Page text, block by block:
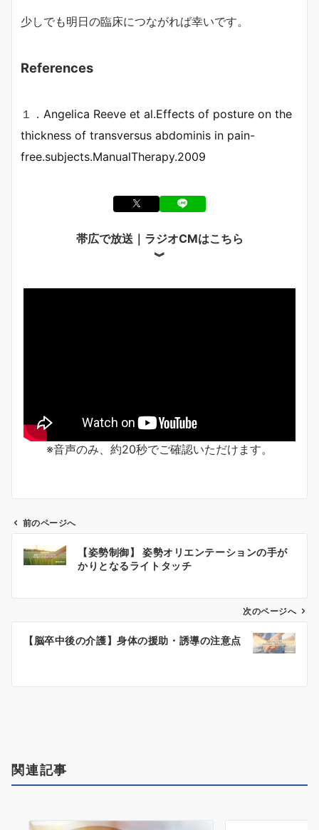
少しでも明日の臨床につながれば幸いです。
References
１． Angelica Reeve et al.Effects of posture on the
thickness of transversus abdominis in pain-
free.subjects.ManualTherapy.2009
帯広で放送｜ラジオCMはこちら
︾
※音声のみ、約20秒でご確認いただけます。
ナ
ビ
前のページへ
【姿勢制御】 姿勢オリエンテーションの手が
かりとなるライトタッチ
次のページへ
【脳卒中後の介護】身体の援助・誘導の注意点
関連記事